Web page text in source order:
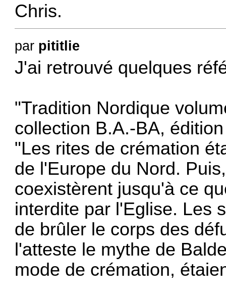
Chris.
par pititlie
J'ai retrouvé quelques
"Tradition Nordique
collection B.A.-BA,
"Les rites de crémation
de l'Europe du Nord.
coexistèrent jusqu'à ce
interdite par l'Eglise. Les
de brûler le corps des
l'atteste le mythe de
mode de crémation,